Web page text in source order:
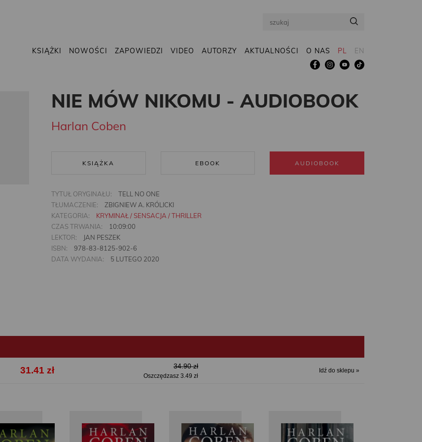
Search
KSIĄŻKI NOWOŚCI ZAPOWIEDZI VIDEO AUTORZY AKTUALNOŚCI O NAS PL EN
NIE MÓW NIKOMU - AUDIOBOOK
Harlan Coben
KSIĄŻKA EBOOK AUDIOBOOK
TYTUŁ ORYGINAŁU:
TELL NO ONE
TŁUMACZENIE:
ZBIGNIEW A. KRÓLICKI
KATEGORIA:
KRYMINAŁ / SENSACJA / THRILLER
CZAS TRWANIA:
10:09:00
LEKTOR:
JAN PESZEK
ISBN:
978-83-8125-902-6
DATA WYDANIA:
5 LUTEGO 2020
31.41 zł 34.90 zł
Oszczędzasz 3.49 zł
Idź do sklepu »
Harlan
Harlan
Harlan
Harlan